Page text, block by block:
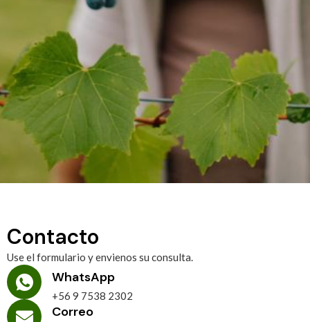
Contacto
Use el formulario y envienos su consulta.
WhatsApp
+56 9 7538 2302
Correo